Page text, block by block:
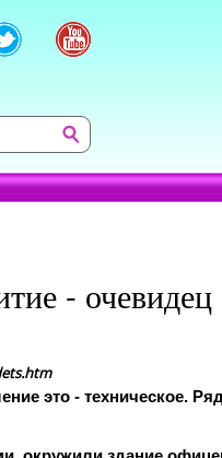
- очевидец
это - техническое.